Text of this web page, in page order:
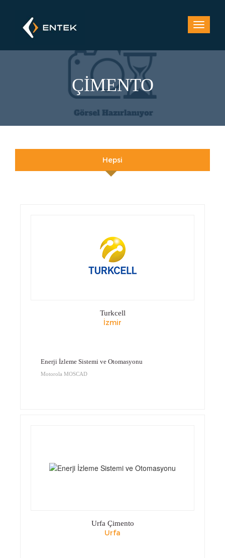
ÇİMENTO
Hepsi
Turkcell
İzmir
Enerji İzleme Sistemi ve Otomasyonu
Motorola MOSCAD
Urfa Çimento
Urfa